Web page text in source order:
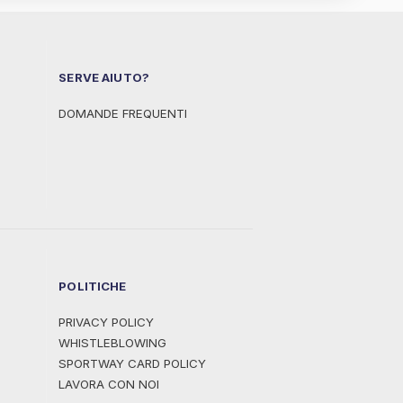
SERVE AIUTO?
DOMANDE FREQUENTI
POLITICHE
PRIVACY POLICY
WHISTLEBLOWING
SPORTWAY CARD POLICY
LAVORA CON NOI